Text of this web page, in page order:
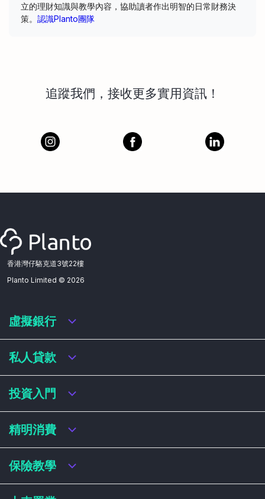
立的理財知識與教學內容，協助讀者作出明智的日常財務決
策。 認識Planto團隊
追蹤我們，接收更多實用資訊！
香港灣仔駱克道3號22樓
Planto Limited © 2026
虛擬銀行
虛擬銀行迎新優惠
虛擬銀行存款利率比較
虛擬銀行銀扣賬卡 / 信用卡
虛擬銀行貸款
私人貸款
私人貸款年利率比較
網上即批貸款
結餘轉戶
稅務貸款
財務公司貸款
投資入門
港股戶口收費及迎新優惠
基金平台比較
買加密貨幣教學
精明消費
網購信用卡
飛行里數信用卡
保險教學
買保險基本概念